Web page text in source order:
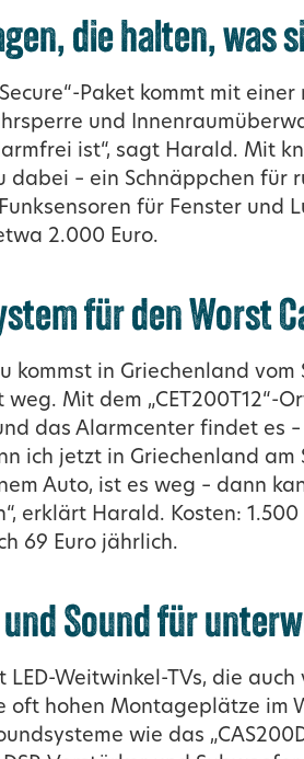
die halten, was
Paket kommt mit
und
ist“, sagt Harald. Mit
dabei – ein Schnäppchen für
für Fenster und
2.000 Euro.
für den Worst
kommst in Griechenland
weg. Mit dem „CET200T12“-
das Alarmcenter findet es
ich jetzt in Griechenland am
Auto, ist es weg – dann
erklärt Harald. Kosten:
69 Euro jährlich.
Sound für
LED-Weitwinkel-TVs, die
oft hohen Montageplätze im
wie das